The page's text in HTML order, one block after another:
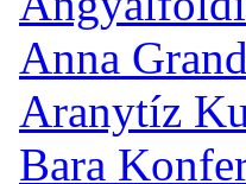
Anna
Aranytíz
Bara